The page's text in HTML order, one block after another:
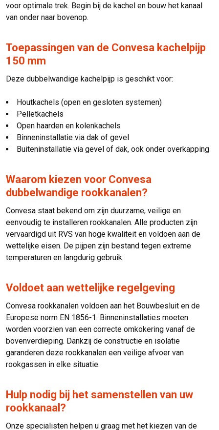
voor optimale trek. Begin bij de kachel en bouw het kanaal
van onder naar bovenop.
Toepassingen van de Convesa kachelpijp
150 mm
Deze dubbelwandige kachelpijp is geschikt voor:
Houtkachels (open en gesloten systemen)
Pelletkachels
Open haarden en kolenkachels
Binneninstallatie via dak of gevel
Buiteninstallatie via gevel of dak, ook onder overkapping
Waarom kiezen voor Convesa
dubbelwandige rookkanalen?
Convesa staat bekend om zijn duurzame, veilige en
eenvoudig te installeren rookkanalen. Alle producten zijn
vervaardigd uit RVS van hoge kwaliteit en voldoen aan de
wettelijke eisen. De pijpen zijn bestand tegen extreme
temperaturen en langdurig gebruik.
Voldoet aan wettelijke regelgeving
Convesa rookkanalen voldoen aan het Bouwbesluit en de
Europese norm EN 1856-1. Binneninstallaties moeten
worden voorzien van een correcte omkokering vanaf de
bovenverdieping. Dankzij de constructie en isolatie
garanderen deze rookkanalen een veilige afvoer van
rookgassen in elke situatie.
Hulp nodig bij het samenstellen van uw
rookkanaal?
Onze specialisten helpen u graag met het kiezen van de